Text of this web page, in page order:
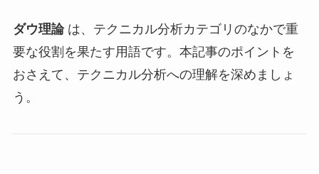
ダウ理論は、テクニカル分析カテゴリのなかで重
要な役割を果たす用語です。本記事のポイントを
おさえて、テクニカル分析への理解を深めましょ
う。